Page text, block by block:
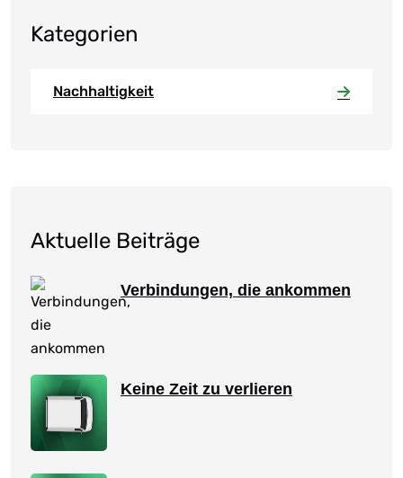
Kategorien
Nachhaltigkeit
Aktuelle Beiträge
Verbindungen, die ankommen
Keine Zeit zu verlieren